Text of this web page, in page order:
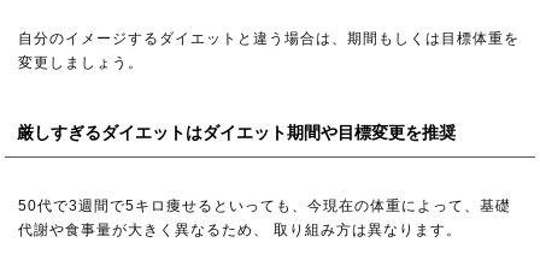
自分のイメージするダイエットと違う場合は、期間もしくは目標体重を
変更しましょう。
厳しすぎるダイエットはダイエット期間や目標変更を推奨
50代で3週間で5キロ痩せるといっても、今現在の体重によって、基礎
代謝や食事量が大きく異なるため、 取り組み方は異なります。